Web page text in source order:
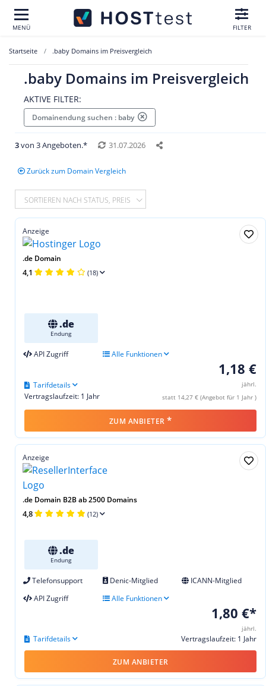
MENÜ FILTER
Startseite .baby Domains im Preisvergleich
.baby Domains im Preisvergleich
AKTIVE FILTER:
Domainendung suchen : baby
3von 3 Angeboten.* 31.07.2026
Zurück zum Domain Vergleich
SORTIEREN NACH STATUS, PREIS
Anzeige
.de Domain
4,1 (18)
.de
Endung
API Zugriff Alle Funktionen
1,18 €
jährl.
statt 14,27 € (Angebot für 1 Jahr )
Vertragslaufzeit: 1 Jahr
Tarifdetails
ZUM ANBIETER *
Anzeige
.de Domain B2B ab 2500 Domains
4,8 (12)
.de
Endung
Telefonsupport Denic-Mitglied
ICANN-Mitglied
API Zugriff
Alle Funktionen
1,80 €*
jährl.
Vertragslaufzeit: 1 Jahr
Tarifdetails
ZUM ANBIETER